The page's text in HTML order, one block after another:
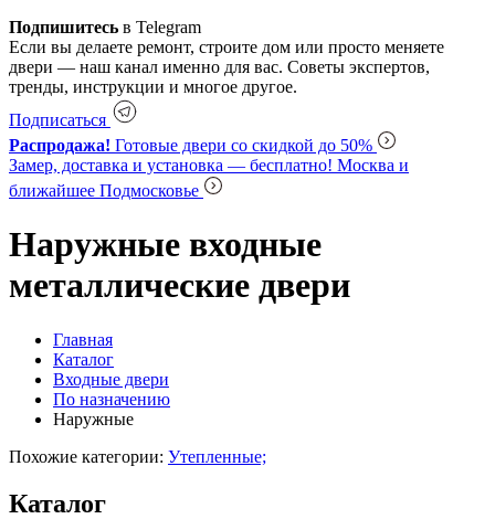
Подпишитесь в Telegram
Если вы делаете ремонт, строите дом или просто меняете
двери — наш канал именно для вас. Советы экспертов,
тренды, инструкции и многое другое.
Подписаться
Распродажа! Готовые двери со скидкой до 50%
Замер, доставка и установка — бесплатно! Москва и
ближайшее Подмосковье
Наружные входные
металлические двери
Главная
Каталог
Входные двери
По назначению
Наружные
Похожие категории: Утепленные;
Каталог